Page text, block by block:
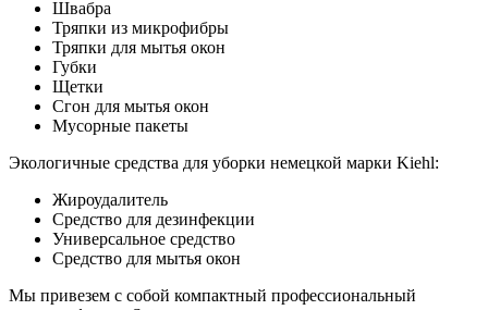
Швабра
Тряпки из микрофибры
Тряпки для мытья окон
Губки
Щетки
Сгон для мытья окон
Мусорные пакеты
Экологичные средства для уборки немецкой марки Kiehl:
Жироудалитель
Средство для дезинфекции
Универсальное средство
Средство для мытья окон
Мы привезем с собой компактный профессиональный